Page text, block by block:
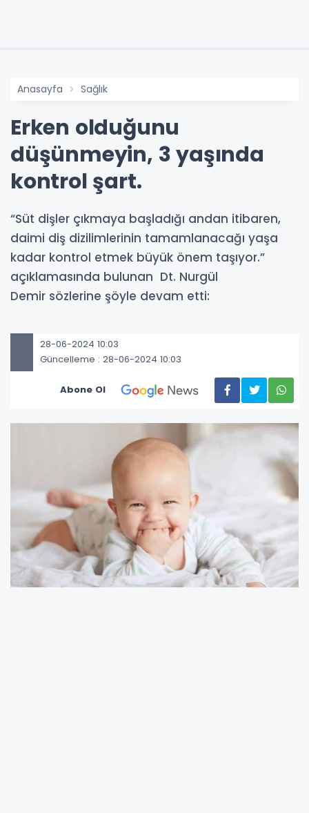
Anasayfa Sağlık
Erken olduğunu
düşünmeyin, 3 yaşında
kontrol şart.
“Süt dişler çıkmaya başladığı andan itibaren,
daimi diş dizilimlerinin tamamlanacağı yaşa
kadar kontrol etmek büyük önem taşıyor.”
açıklamasında bulunan Dt. Nurgül
Demir sözlerine şöyle devam etti:
28-06-2024 10:03
Güncelleme : 28-06-2024 10:03
Abone Ol